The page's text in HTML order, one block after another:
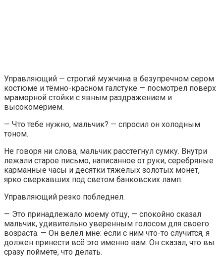
Управляющий — строгий мужчина в безупречном сером
костюме и тёмно-красном галстуке — посмотрел поверх
мраморной стойки с явным раздражением и
высокомерием.
— Что тебе нужно, мальчик? — спросил он холодным
тоном.
Не говоря ни слова, мальчик расстегнул сумку. Внутри
лежали старое письмо, написанное от руки, серебряные
карманные часы и десятки тяжёлых золотых монет,
ярко сверкавших под светом банковских ламп.
Управляющий резко побледнел.
— Это принадлежало моему отцу, — спокойно сказал
мальчик, удивительно уверенным голосом для своего
возраста. — Он велел мне: если с ним что-то случится, я
должен принести всё это именно вам. Он сказал, что вы
сразу поймёте, что делать.